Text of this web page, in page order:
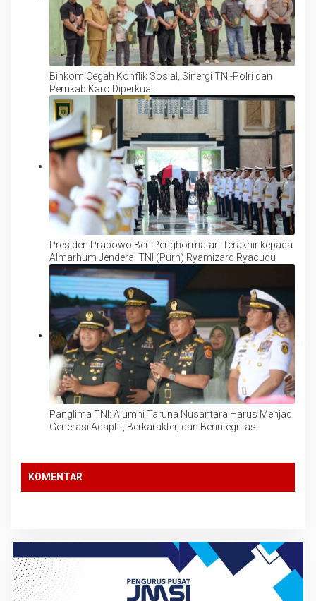
Binkom Cegah Konflik Sosial, Sinergi TNI-Polri dan
Pemkab Karo Diperkuat
Presiden Prabowo Beri Penghormatan Terakhir kepada
Almarhum Jenderal TNI (Purn) Ryamizard Ryacudu
Panglima TNI: Alumni Taruna Nusantara Harus Menjadi
Generasi Adaptif, Berkarakter, dan Berintegritas
KOMENTAR